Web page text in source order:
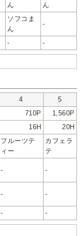
ん
ん
ソフコま
ん
-
- -
4
5
710P
1,560P
16H 20H
フルーツテ
ィー
カフェラ
テ
- -
- -
- -